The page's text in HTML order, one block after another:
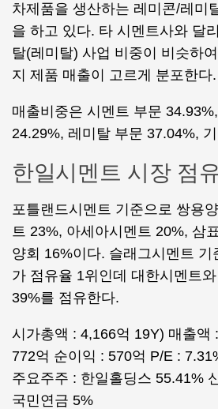
차제품을 생산하는 레미콘/레미
을 하고 있다. 타 시멘트사와 달
탈(레미탈) 사업 비중이 비슷하
지 제품 매출이 고르게 분포한다.
매출비중은 시멘트 부문
24.29%, 레미탈 부문 37.04%,
한일시멘트 시장 점
포틀랜드시멘트 기준으로 쌍용
트 23%, 아세아시멘트 20%, 삼
양회 16%이다. 슬래그시멘트 기
가 점유율 1위인데 대한시멘트
39%를 점유한다.
시가총액 : 4,166억 19Y) 매출액
772억 순이익 : 570억 P/E :
주요주주 : 한일홀딩스 55.41%
국민연금 5%